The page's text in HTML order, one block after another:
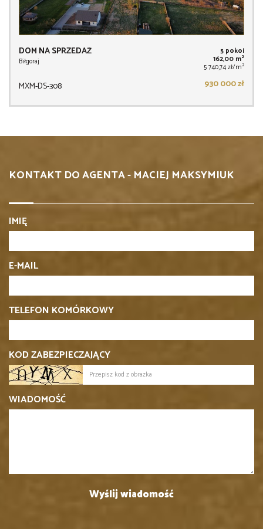
DOM NA SPRZEDAŻ
Biłgoraj
5 pokoi
162,00 m2
5 740,74 zł/m2
MXM-DS-308 930 000 zł
KONTAKT DO AGENTA - MACIEJ MAKSYMIUK
IMIĘ
E-MAIL
TELEFON KOMÓRKOWY
KOD ZABEZPIECZAJĄCY
WIADOMOŚĆ